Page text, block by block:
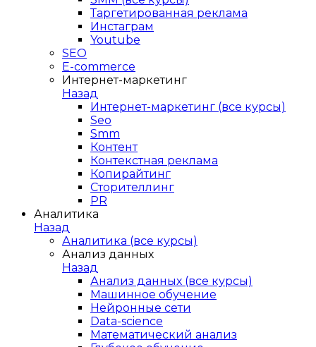
Таргетированная реклама
Инстаграм
Youtube
SEO
E-сommerce
Интернет-маркетинг
Назад
Интернет-маркетинг (все курсы)
Seo
Smm
Контент
Контекстная реклама
Копирайтинг
Сторителлинг
PR
Аналитика
Назад
Аналитика (все курсы)
Анализ данных
Назад
Анализ данных (все курсы)
Машинное обучение
Нейронные сети
Data-science
Математический анализ